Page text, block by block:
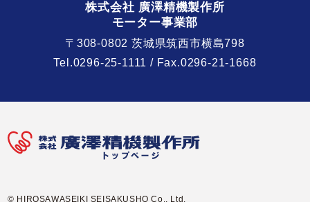
株式会社 廣澤精機製作所
モーター事業部
〒308-0802 茨城県筑西市横島798
Tel.0296-25-1111 / Fax.0296-21-1668
© HIROSAWASEIKI SEISAKUSHO Co., Ltd.